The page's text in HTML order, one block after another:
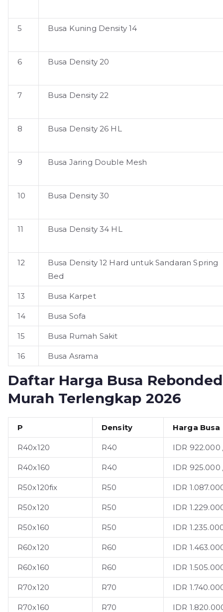
5 Busa Kuning Density 14
6 Busa Density 20
7 Busa Density 22
8 Busa Density 26 HL
9 Busa Jaring Double Mesh
10 Busa Density 30
11 Busa Density 34 HL
12
Busa Density 12 Hard untuk Sandaran Spring
Bed
13 Busa Karpet
14 Busa Sofa
15 Busa Rumah Sakit
16 Busa Asrama
Daftar Harga Busa
Murah Terlengkap 2026
P Density Harga Busa
R40x120 R40 IDR
R40x160 R40 IDR
R50x120fix R50 IDR
R50x120 R50 IDR
R50x160 R50 IDR
R60x120 R60 IDR
R60x160 R60 IDR
R70x120 R70 IDR
R70x160 R70 IDR